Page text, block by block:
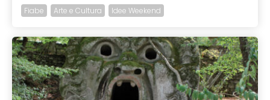
Fiabe Arte e Cultura Idee Weekend